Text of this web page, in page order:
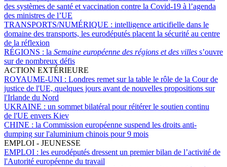
des systèmes de santé et vaccination contre la Covid-19 à l’agenda
des ministres de l’UE
TRANSPORTS/NUMÉRIQUE : intelligence articifielle dans le
domaine des transports, les eurodéputés placent la sécurité au centre
de la réflexion
RÉGIONS : la Semaine européenne des régions et des villes s’ouvre
sur de nombreux défis
ACTION EXTÉRIEURE
ROYAUME-UNI : Londres remet sur la table le rôle de la Cour de
justice de l'UE, quelques jours avant de nouvelles propositions sur
l'Irlande du Nord
UKRAINE : un sommet bilatéral pour réitérer le soutien continu
de l'UE envers Kiev
CHINE : la Commission européenne suspend les droits anti-
dumping sur l'aluminium chinois pour 9 mois
EMPLOI - JEUNESSE
EMPLOI : les eurodéputés dressent un premier bilan de l’activité de
l'Autorité européenne du travail